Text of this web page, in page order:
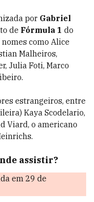
por Gabriel
de Fórmula 1 do
como Alice
Malheiros,
Julia Foti, Marco
estrangeiros, entre
Kaya Scodelario,
Viard, o americano
assistir?
em 29 de